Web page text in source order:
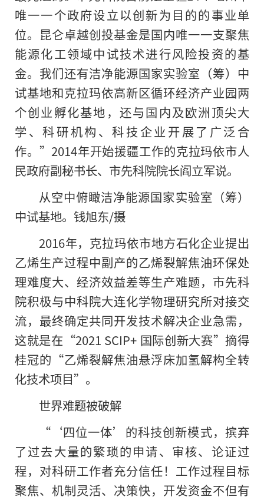
唯一一个政府设立以创新为目的的事业单
位。昆仑卓越创投基金是国内唯一一支聚焦
能源化工领域中试技术进行风险投资的基
金。我们还有洁净能源国家实验室（筹）中
试基地和克拉玛依高新区循环经济产业园两
个创业孵化基地，还与国内及欧洲顶尖大
学、科研机构、科技企业开展了广泛合
作。”2014年开始援疆工作的克拉玛依市人
民政府副秘书长、市先科院院长阎立军说。
从空中俯瞰洁净能源国家实验室（筹）
中试基地。钱旭东/摄
2016年，克拉玛依市地方石化企业提出
乙烯生产过程中副产的乙烯裂解焦油环保处
理难度大、经济效益差等生产难题，市先科
院积极与中科院大连化学物理研究所对接交
流，最终确定共同开发技术解决企业急需，
这就是在“2021 SCIP+ 国际创新大赛”摘得
桂冠的“乙烯裂解焦油悬浮床加氢解构全转
化技术项目”。
世界难题被破解
“‘四位一体’的科技创新模式，摈弃
了过去大量的繁琐的申请、审核、论证过
程，对科研工作者充分信任！工作过程目标
聚焦、机制灵活、决策快，开发资金不但有